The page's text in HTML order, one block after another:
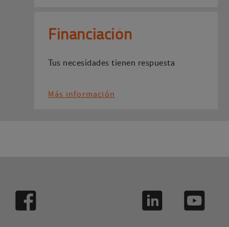
Financiación
Tus necesidades tienen respuesta
Más información